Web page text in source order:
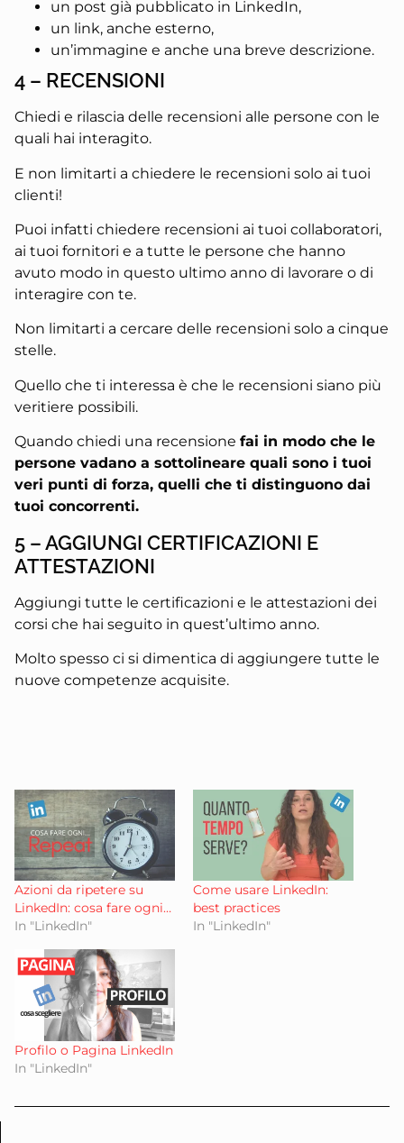
un post già pubblicato in LinkedIn,
un link, anche esterno,
un’immagine e anche una breve descrizione.
4 – RECENSIONI
Chiedi e rilascia delle recensioni alle persone con le
quali hai interagito.
E non limitarti a chiedere le recensioni solo ai tuoi
clienti!
Puoi infatti chiedere recensioni ai tuoi collaboratori,
ai tuoi fornitori e a tutte le persone che hanno
avuto modo in questo ultimo anno di lavorare o di
interagire con te.
Non limitarti a cercare delle recensioni solo a cinque
stelle.
Quello che ti interessa è che le recensioni siano più
veritiere possibili.
Quando chiedi una recensione fai in modo che le
persone vadano a sottolineare quali sono i tuoi
veri punti di forza, quelli che ti distinguono dai
tuoi concorrenti.
5 – AGGIUNGI CERTIFICAZIONI E
ATTESTAZIONI
Aggiungi tutte le certificazioni e le attestazioni dei
corsi che hai seguito in quest’ultimo anno.
Molto spesso ci si dimentica di aggiungere tutte le
nuove competenze acquisite.
Azioni da ripetere su
LinkedIn: cosa fare ogni…
In "LinkedIn"
Come usare LinkedIn:
best practices
In "LinkedIn"
Profilo o Pagina LinkedIn
In "LinkedIn"